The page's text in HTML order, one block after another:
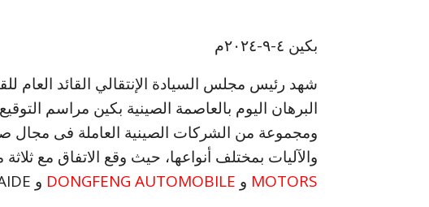
بكين ٤-٩-٢٠٢٤م
شهد رئيس مجلس السيادة الإنتقالي القائد العام
البرهان اليوم بالعاصمة الصينية بكين مراسم
ومجموعة من الشركات الصينية العاملة فى مجال
والآليات بمختلف أنواعها، حيث وقع الاتفاق مع
MOTORS و DONGFENG AUTOMOBILE و ZHENGHOU ANNAIDE .